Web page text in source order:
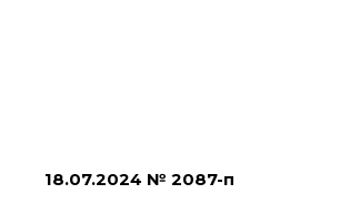
18.07.2024 № 2087-п